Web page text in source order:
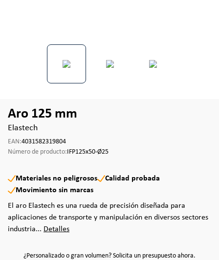
Aro 125 mm
Elastech
EAN:4031582319804
Número de producto:IFP125x50-Ø25
Materiales no peligrosos
Calidad probada
Movimiento sin marcas
El aro Elastech es una rueda de precisión diseñada para
aplicaciones de transporte y manipulación en diversos sectores
industria... Detalles
¿Personalizado o gran volumen? Solicita un presupuesto ahora.